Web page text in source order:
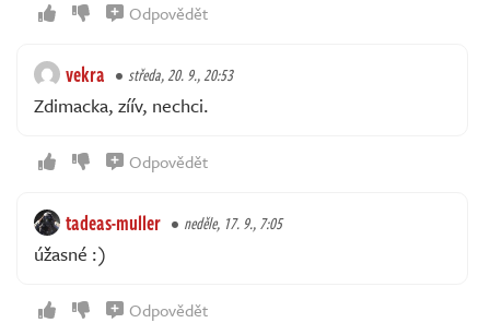
Odpovědět
vekra středa, 20. 9., 20:53
Zdimacka, zíív, nechci.
Odpovědět
tadeas-muller neděle, 17. 9., 7:05
úžasné :)
Odpovědět